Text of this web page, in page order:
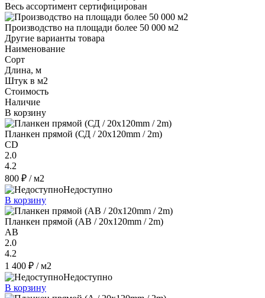
Весь ассортимент сертифицирован
Производство на площади более 50 000 м2
Другие варианты товара
Наименование
Сорт
Длина, м
Штук в м2
Стоимость
Наличие
В корзину
Планкен прямой (СД / 20х120mm / 2m)
CD
2.0
4.2
800 ₽ / м2
Недоступно
В корзину
Планкен прямой (AB / 20х120mm / 2m)
AB
2.0
4.2
1 400 ₽ / м2
Недоступно
В корзину